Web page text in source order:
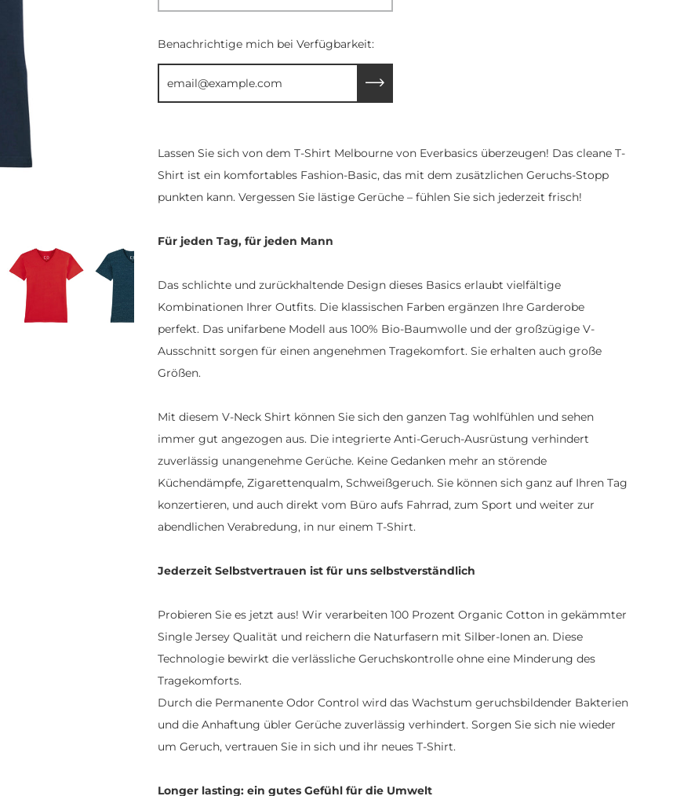
Benachrichtige mich bei Verfügbarkeit:
Einsenden
Lassen Sie sich von dem T-Shirt Melbourne von Everbasics überzeugen! Das cleane T-
Shirt ist ein komfortables Fashion-Basic, das mit dem zusätzlichen Geruchs-Stopp
punkten kann. Vergessen Sie lästige Gerüche – fühlen Sie sich jederzeit frisch!
Für jeden Tag, für jeden Mann
Das schlichte und zurückhaltende Design dieses Basics erlaubt vielfältige
Kombinationen Ihrer Outfits. Die klassischen Farben ergänzen Ihre Garderobe
perfekt. Das unifarbene Modell aus 100% Bio-Baumwolle und der großzügige V-
Ausschnitt sorgen für einen angenehmen Tragekomfort. Sie erhalten auch große
Größen.
Mit diesem V-Neck Shirt können Sie sich den ganzen Tag wohlfühlen und sehen
immer gut angezogen aus. Die integrierte Anti-Geruch-Ausrüstung verhindert
zuverlässig unangenehme Gerüche. Keine Gedanken mehr an störende
Küchendämpfe, Zigarettenqualm, Schweißgeruch. Sie können sich ganz auf Ihren Tag
konzertieren, und auch direkt vom Büro aufs Fahrrad, zum Sport und weiter zur
abendlichen Verabredung, in nur einem T-Shirt.
Jederzeit Selbstvertrauen ist für uns selbstverständlich
Probieren Sie es jetzt aus! Wir verarbeiten 100 Prozent Organic Cotton in gekämmter
Single Jersey Qualität und reichern die Naturfasern mit Silber-Ionen an. Diese
Technologie bewirkt die verlässliche Geruchskontrolle ohne eine Minderung des
Tragekomforts.
Durch die Permanente Odor Control wird das Wachstum geruchsbildender Bakterien
und die Anhaftung übler Gerüche zuverlässig verhindert. Sorgen Sie sich nie wieder
um Geruch, vertrauen Sie in sich und ihr neues T-Shirt.
Longer lasting: ein gutes Gefühl für die Umwelt